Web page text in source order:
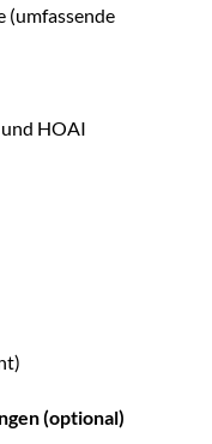
(umfassende
HOAI
(optional)